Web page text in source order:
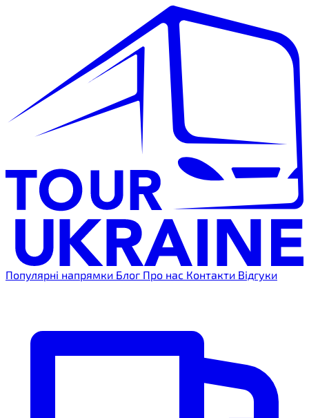
Популярні напрямки Блог Про нас Контакти Відгуки